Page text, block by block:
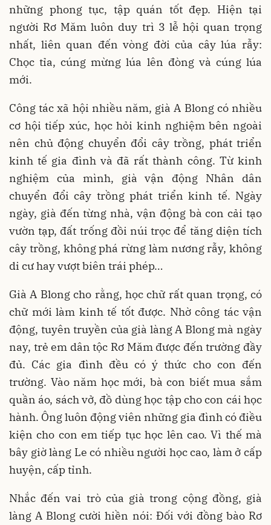
những phong tục, tập quán tốt đẹp. Hiện tại
người Rơ Măm luôn duy trì 3 lễ hội quan trọng
nhất, liên quan đến vòng đời của cây lúa rẫy:
Chọc tỉa, cúng mừng lúa lên đòng và cúng lúa
mới.
Công tác xã hội nhiều năm, già A Blong có nhiều
cơ hội tiếp xúc, học hỏi kinh nghiệm bên ngoài
nên chủ động chuyển đổi cây trồng, phát triển
kinh tế gia đình và đã rất thành công. Từ kinh
nghiệm của mình, già vận động Nhân dân
chuyển đổi cây trồng phát triển kinh tế. Ngày
ngày, già đến từng nhà, vận động bà con cải tạo
vườn tạp, đất trống đồi núi trọc để tăng diện tích
cây trồng, không phá rừng làm nương rẫy, không
di cư hay vượt biên trái phép…
Già A Blong cho rằng, học chữ rất quan trọng, có
chữ mới làm kinh tế tốt được. Nhờ công tác vận
động, tuyên truyền của già làng A Blong mà ngày
nay, trẻ em dân tộc Rơ Măm được đến trường đầy
đủ. Các gia đình đều có ý thức cho con đến
trường. Vào năm học mới, bà con biết mua sắm
quần áo, sách vở, đồ dùng học tập cho con cái học
hành. Ông luôn động viên những gia đình có điều
kiện cho con em tiếp tục học lên cao. Vì thế mà
bây giờ làng Le có nhiều người học cao, làm ở cấp
huyện, cấp tỉnh.
Nhắc đến vai trò của già trong cộng đồng, già
làng A Blong cười hiền nói: Đối với đồng bào Rơ